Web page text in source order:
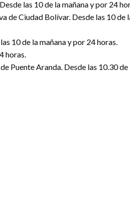
las 10 de la mañana y por 24
de Ciudad Bolívar. Desde las 10 de
10 de la mañana y por 24 horas.
horas.
Puente Aranda. Desde las 10.30 de